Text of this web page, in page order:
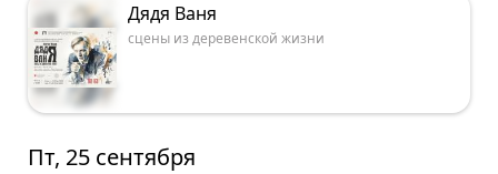
Дядя Ваня
сцены из деревенской жизни
Пт, 25 сентября